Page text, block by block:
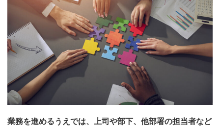
業務を進めるうえでは、上司や部下、他部署の担当者など